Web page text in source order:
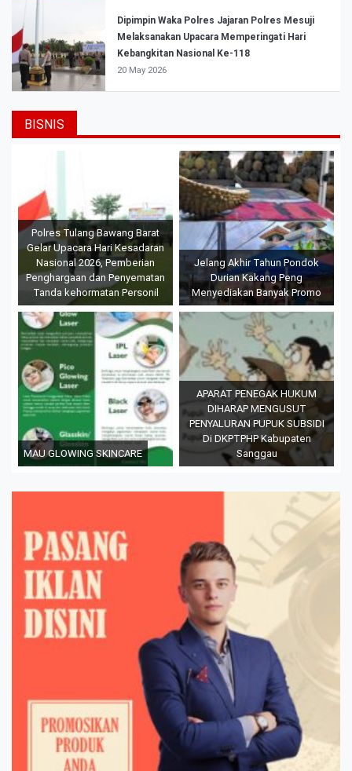
Dipimpin Waka Polres Jajaran Polres Mesuji
Melaksanakan Upacara Memperingati Hari
Kebangkitan Nasional Ke-118
20 May 2026
BISNIS
Polres Tulang Bawang Barat
Gelar Upacara Hari Kesadaran
Nasional 2026, Pemberian
Penghargaan dan Penyematan
Tanda kehormatan Personil
Jelang Akhir Tahun Pondok
Durian Kakang Peng
Menyediakan Banyak Promo
MAU GLOWING SKINCARE
APARAT PENEGAK HUKUM
DIHARAP MENGUSUT
PENYALURAN PUPUK SUBSIDI
Di DKPTPHP Kabupaten
Sanggau